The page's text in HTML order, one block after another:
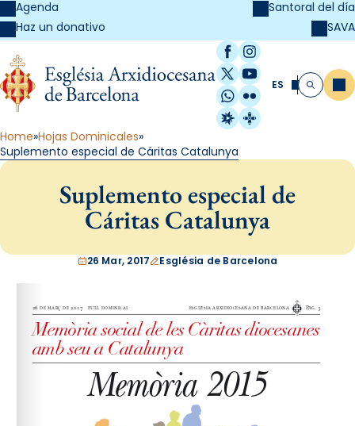
Agenda
Haz un donativo
Santoral del día
SAVA
Facebook
Instagram
X / Twitter
YouTube
WhatsApp
Flickr
Radio Estel
Catalunya
ES Buscar
Home Hojas Dominicales
Suplemento especial de Cáritas Catalunya
Suplemento especial de
Cáritas Catalunya
26 Mar, 2017 Església de Barcelona